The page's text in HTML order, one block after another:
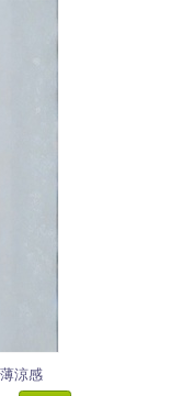
涼感